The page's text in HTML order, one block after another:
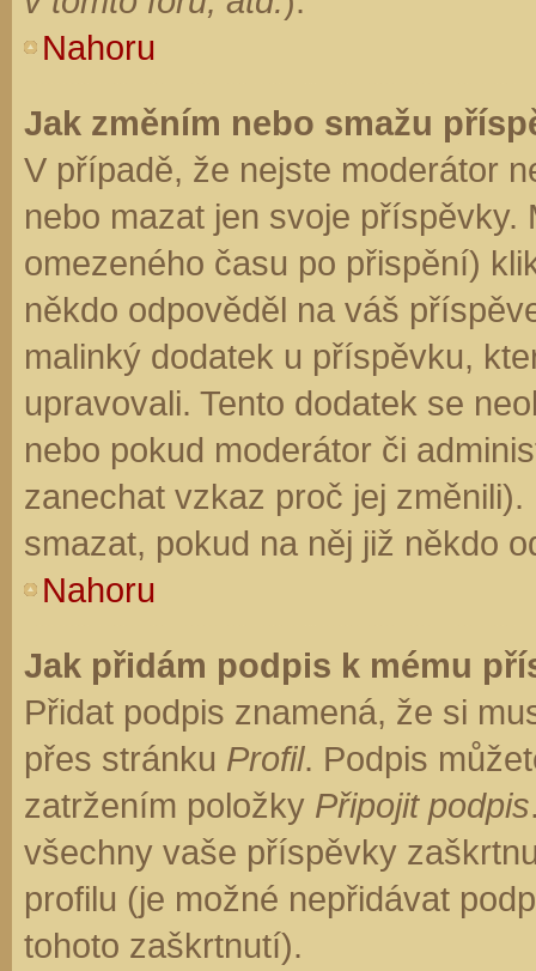
Nahoru
Jak změním nebo smažu
V případě, že nejste moderátor
nebo mazat jen svoje
omezeného času po přispění)
někdo odpověděl na váš
malinký dodatek u příspěvku,
upravovali. Tento dodatek se
nebo pokud moderátor či
zanechat vzkaz proč jej
smazat, pokud na něj již někdo
Nahoru
Jak přidám podpis k mému
Přidat podpis znamená, že si
přes stránku Profil. Podpis
zatržením položky Připojit podpis
všechny vaše příspěvky
profilu (je možné nepřidávat
tohoto zaškrtnutí).